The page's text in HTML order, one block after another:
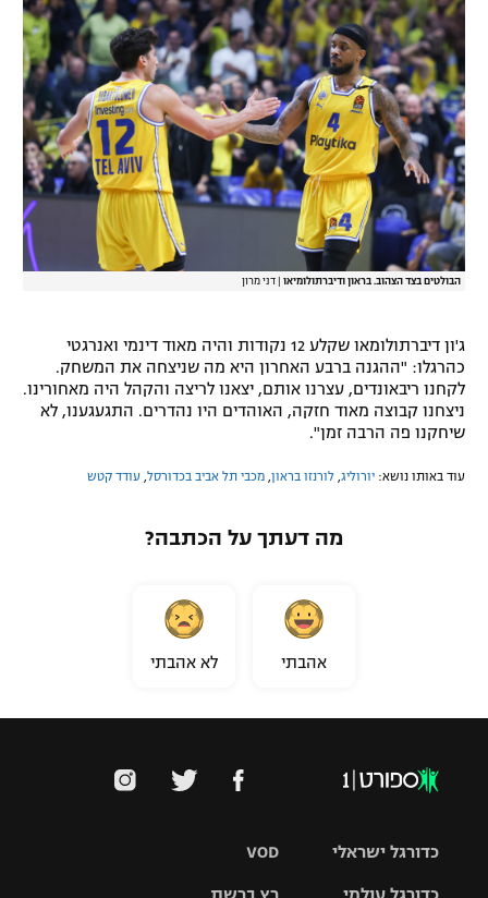
הבולטים בצד הצהוב. בראון ודיברתולומיאו דני מרון
ג'ון דיברתולומאו שקלע 12 נקודות והיה מאוד דינמי ואנרגטי
כהרגלו: "ההגנה ברבע האחרון היא מה שניצחה את המשחק.
לקחנו ריבאונדים, עצרנו אותם, יצאנו לריצה והקהל היה מאחורינו.
ניצחנו קבוצה מאוד חזקה, האוהדים היו נהדרים. התגעגענו, לא
שיחקנו פה הרבה זמן".
עוד באותו נושא: יורוליג לורנזו בראון מכבי תל אביב בכדורסל עודד קטש
מה דעתך על הכתבה?
אהבתי לא אהבתי
VOD
רץ ברשת
כדורגל ישראלי
כדורגל עולמי